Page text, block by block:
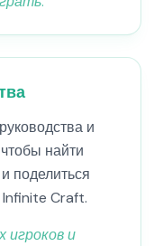
и
найти
поделиться
Craft.
игроков и